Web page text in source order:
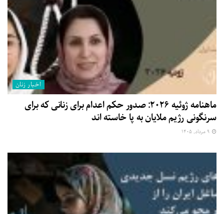
اخبار زنان
ماهنامه ژوئیه ۲۰۲۶: صدور حکم اعدام برای زنانی که برای
سرنگونی رژیم ملایان به پا خاسته اند